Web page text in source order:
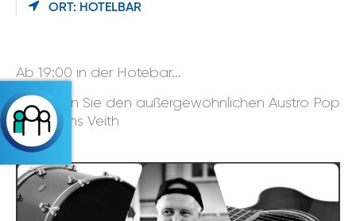
ORT: HOTELBAR
Ab 19:00 in der Hotebar...
Genießen Sie den außergewöhnlichen Austro Pop
von Alfons Veith